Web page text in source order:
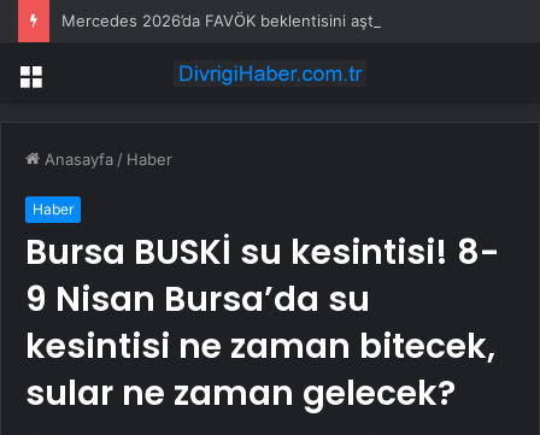
Mercedes 2026’da FAVÖK beklentisini aştı
Menü
Anasayfa / Haber
Haber
Bursa BUSKİ su kesintisi! 8-
9 Nisan Bursa’da su
kesintisi ne zaman bitecek,
sular ne zaman gelecek?